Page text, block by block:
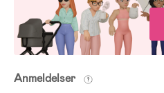
Anmeldelser